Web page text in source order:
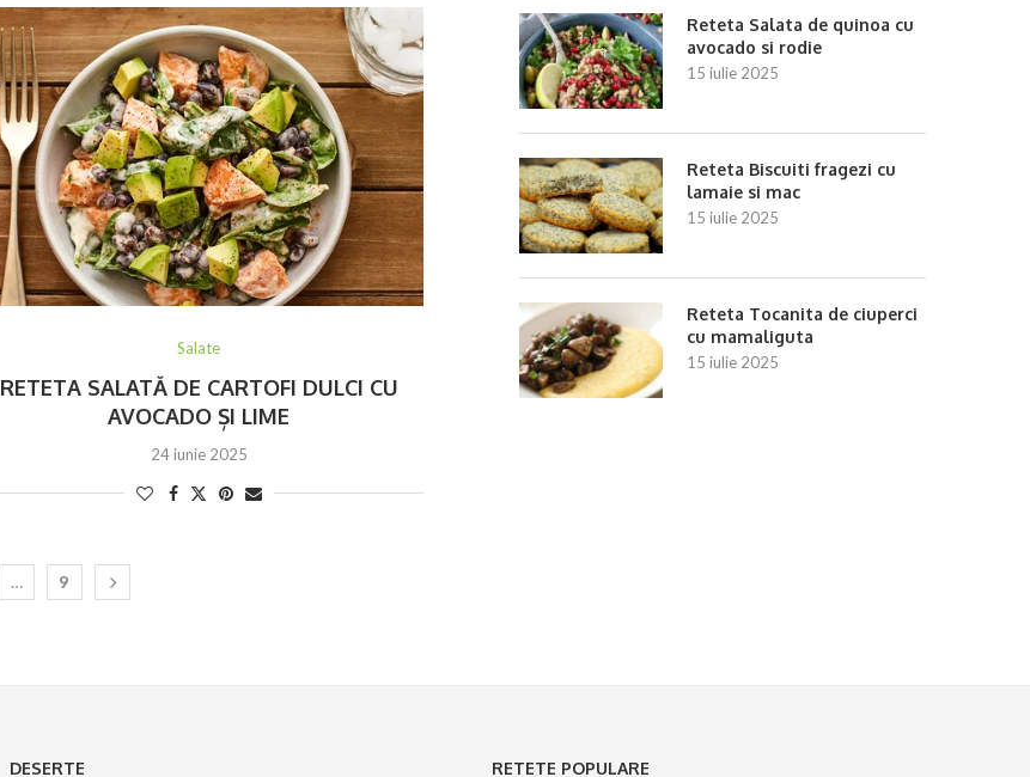
Salate
RETETA SALATĂ DE CARTOFI DULCI CU
AVOCADO ȘI LIME
24 iunie 2025
… 9
Reteta Salata de quinoa cu
avocado si rodie
15 iulie 2025
Reteta Biscuiti fragezi cu
lamaie si mac
15 iulie 2025
Reteta Tocanita de ciuperci
cu mamaliguta
15 iulie 2025
DESERTE RETETE POPULARE